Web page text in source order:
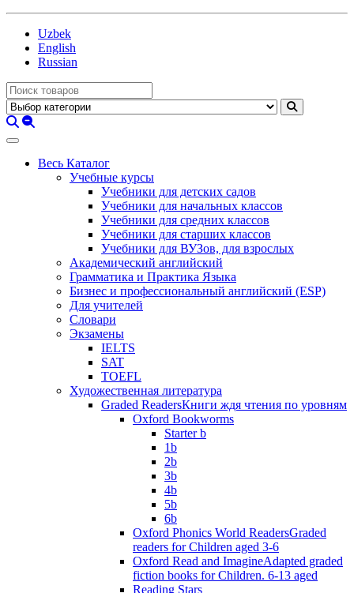
Uzbek
English
Russian
Весь Каталог
Учебные курсы
Учебники для детских садов
Учебники для начальных классов
Учебники для средних классов
Учебники для старших классов
Учебники для ВУЗов, для взрослых
Академический английский
Грамматика и Практика Языка
Бизнес и профессиональный английский (ESP)
Для учителей
Словари
Экзамены
IELTS
SAT
TOEFL
Художественная литература
Graded ReadersКниги ждя чтения по уровням
Oxford Bookworms
Starter b
1b
2b
3b
4b
5b
6b
Oxford Phonics World ReadersGraded
readers for Children aged 3-6
Oxford Read and ImagineAdapted graded
fiction books for Children. 6-13 aged
Reading Stars